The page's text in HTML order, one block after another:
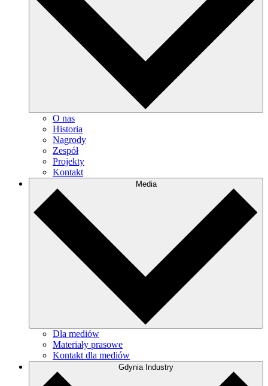
O nas
Historia
Nagrody
Zespół
Projekty
Kontakt
Media
Dla mediów
Materiały prasowe
Kontakt dla mediów
Gdynia Industry